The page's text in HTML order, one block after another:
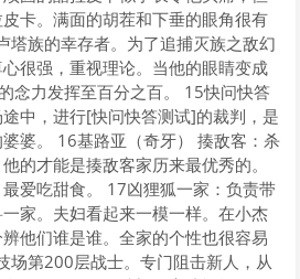
卡。满面的胡茬和下垂的眼角很有
塔族的幸存者。为了追捕灭族之敌幻
很强，重视理论。当他的眼睛变成
念力发挥至百分之百。 15快问快答
中，进行[快问快答测试]的裁判，是
婆。 16基路亚（奇牙） 揍敌客：杀
的才能是揍敌客家历来最优秀的。
爱吃甜食。 17凶狸狐一家：负责带
家。夫妇看起来一模一样。在小杰
他们谁是谁。全家的个性也很容易
场第200层战士。专门阻击新人，从